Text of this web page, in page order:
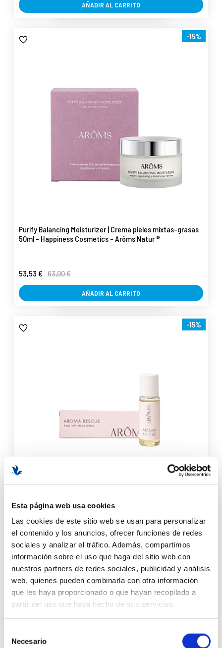
Esta página web usa cookies
Las cookies de este sitio web se usan para personalizar
el contenido y los anuncios, ofrecer funciones de redes
sociales y analizar el tráfico. Además, compartimos
información sobre el uso que haga del sitio web con
nuestros partners de redes sociales, publicidad y análisis
web, quienes pueden combinarla con otra información
que les haya proporcionado o que hayan recopilado a
partir del uso que haya hecho de sus servicios.
Necesario
AÑADIR AL CARRITO
-15%
Purify Balancing Moisturizer | Crema pieles mixtas-grasas
50ml - Happiness Cosmetics - Arôms Natur ®
53,53 € 63,00 €
AÑADIR AL CARRITO
-15%
Aroma Rescate | Aromaterapia en roll-on 5ml - Happiness
Cosmetics - Arôms Natur ®
14,70 € 17,30 €
AÑADIR AL CARRITO